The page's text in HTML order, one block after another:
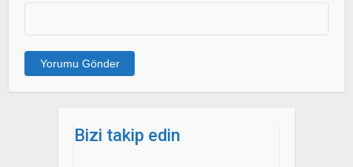
Bizi takip edin